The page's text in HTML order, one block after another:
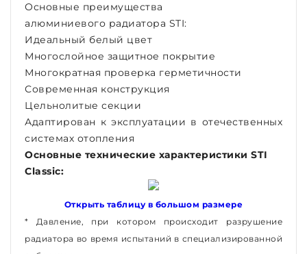
Основные преимущества
алюминиевого радиатора STI:
Идеальный белый цвет
Многослойное защитное покрытие
Многократная проверка герметичности
Современная конструкция
Цельнолитые секции
Адаптирован к эксплуатации в отечественных
системах отопления
Основные технические характеристики STI
Classic:
Открыть таблицу в большом размере
* Давление, при котором происходит разрушение
радиатора во время испытаний в специализированной